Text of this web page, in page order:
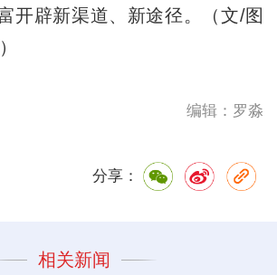
开辟新渠道、新途径。（文/图
编辑：罗淼
分享：
相关新闻